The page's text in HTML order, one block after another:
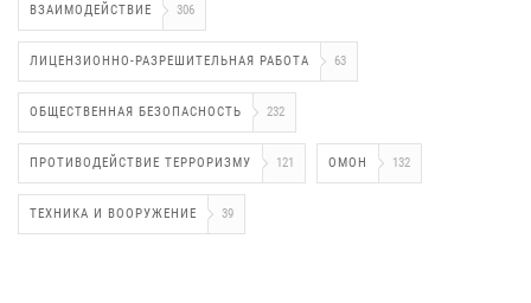
ВЗАИМОДЕЙСТВИЕ 306
ЛИЦЕНЗИОННО-РАЗРЕШИТЕЛЬНАЯ РАБОТА 63
ОБЩЕСТВЕННАЯ БЕЗОПАСНОСТЬ 232
ПРОТИВОДЕЙСТВИЕ ТЕРРОРИЗМУ 121 ОМОН 132
ТЕХНИКА И ВООРУЖЕНИЕ 39